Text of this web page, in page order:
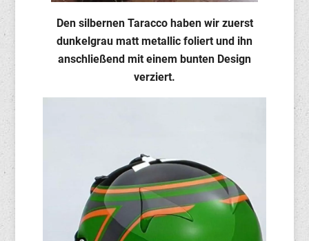
Den silbernen Taracco haben wir zuerst
dunkelgrau matt metallic foliert und ihn
anschließend mit einem bunten Design
verziert.